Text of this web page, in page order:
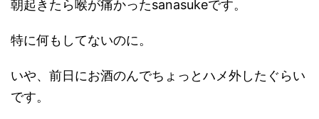
朝起きたら喉が痛かったsanasukeです。
特に何もしてないのに。
いや、前日にお酒のんでちょっとハメ外したぐらい
です。